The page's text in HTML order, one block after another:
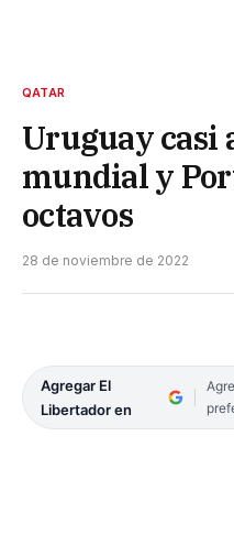
QATAR
Uruguay casi
mundial y
octavos
28 de noviembre de 2022
Agregar El
Libertador en